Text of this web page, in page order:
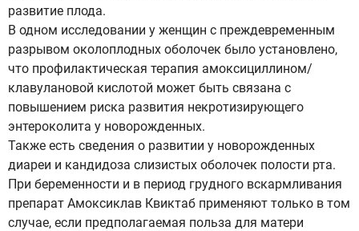
развитие плода.
В одном исследовании у женщин с преждевременным
разрывом околоплодных оболочек было установлено,
что профилактическая терапия амоксициллином/
клавулановой кислотой может быть связана с
повышением риска развития некротизирующего
энтероколита у новорожденных.
Также есть сведения о развитии у новорожденных
диареи и кандидоза слизистых оболочек полости рта.
При беременности и в период грудного вскармливания
препарат Амоксиклав Квиктаб применяют только в том
случае, если предполагаемая польза для матери